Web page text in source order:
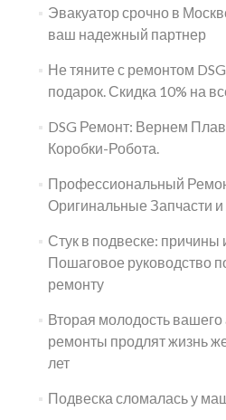
Эвакуатор срочно в
ваш надежный партнер
Не тяните с ремонтом
подарок. Скидка 10% на
DSG Ремонт: Вернем
Коробки-Робота.
Профессиональный
Оригинальные Запчасти и
Стук в подвеске: причины
Пошаговое руководство
ремонту
Вторая молодость
ремонты продлят жизнь
лет
Подвеска сломалась у